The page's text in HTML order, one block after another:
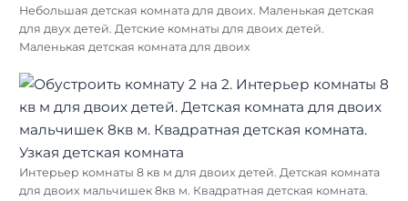
Небольшая детская комната для двоих. Маленькая детская
для двух детей. Детские комнаты для двоих детей.
Маленькая детская комната для двоих
Интерьер комнаты 8 кв м для двоих детей. Детская комната
для двоих мальчишек 8кв м. Квадратная детская комната.